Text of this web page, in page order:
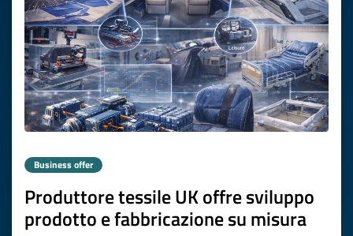
Business offer
Produttore tessile UK offre sviluppo
prodotto e fabbricazione su misura